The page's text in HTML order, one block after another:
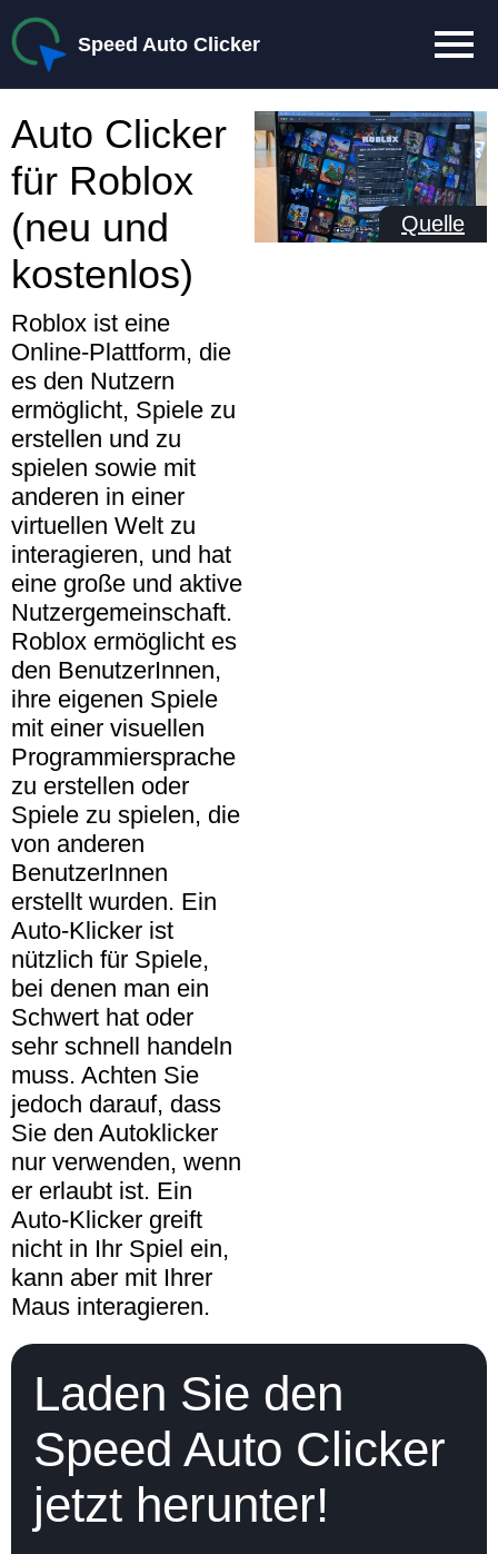
Speed Auto Clicker
Auto Clicker
für Roblox
(neu und
kostenlos)
Roblox ist eine
Online-Plattform, die
es den Nutzern
ermöglicht, Spiele zu
erstellen und zu
spielen sowie mit
anderen in einer
virtuellen Welt zu
interagieren, und hat
eine große und aktive
Nutzergemeinschaft.
Roblox ermöglicht es
den BenutzerInnen,
ihre eigenen Spiele
mit einer visuellen
Programmiersprache
zu erstellen oder
Spiele zu spielen, die
von anderen
BenutzerInnen
erstellt wurden. Ein
Auto-Klicker ist
nützlich für Spiele,
bei denen man ein
Schwert hat oder
sehr schnell handeln
muss. Achten Sie
jedoch darauf, dass
Sie den Autoklicker
nur verwenden, wenn
er erlaubt ist. Ein
Auto-Klicker greift
nicht in Ihr Spiel ein,
kann aber mit Ihrer
Maus interagieren.
Quelle
Laden Sie den
Speed Auto Clicker
jetzt herunter!